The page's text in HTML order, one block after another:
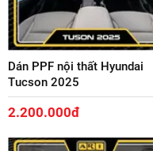
Dán PPF nội thất Hyundai
Tucson 2025
2.200.000đ